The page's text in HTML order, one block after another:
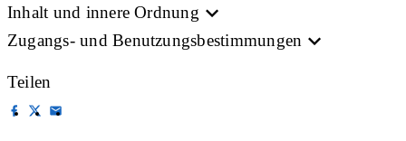
Inhalt und innere Ordnung
Zugangs- und Benutzungsbestimmungen
Teilen